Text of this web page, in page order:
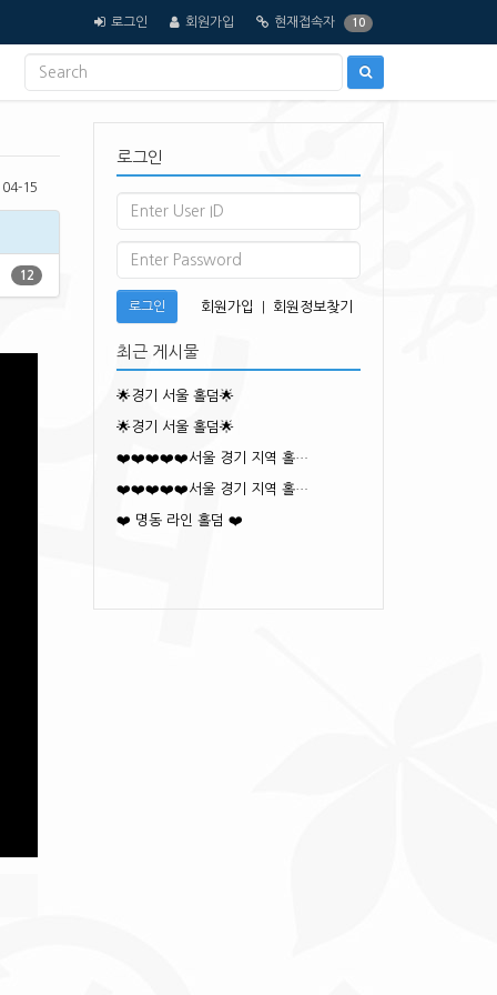
로그인 회원가입 현재접속자 10
15
12
로그인
로그인 회원가입 회원정보찾기
최근 게시물
🌟경기 서울 홀덤🌟
🌟경기 서울 홀덤🌟
❤️❤️❤️❤️❤️서울 경기 지역 홀…
❤️❤️❤️❤️❤️서울 경기 지역 홀…
❤️ 명동 라인 홀덤 ❤️